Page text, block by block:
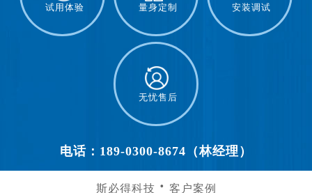
试用体验 量身定制 安装调试
无忧售后
电话：189-0300-8674（林经理）
斯必得科技 客户案例